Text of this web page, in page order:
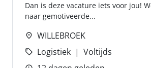
Dan is deze vacature iets voor jou!
naar gemotiveerde...
WILLEBROEK
Logistiek
Voltijds